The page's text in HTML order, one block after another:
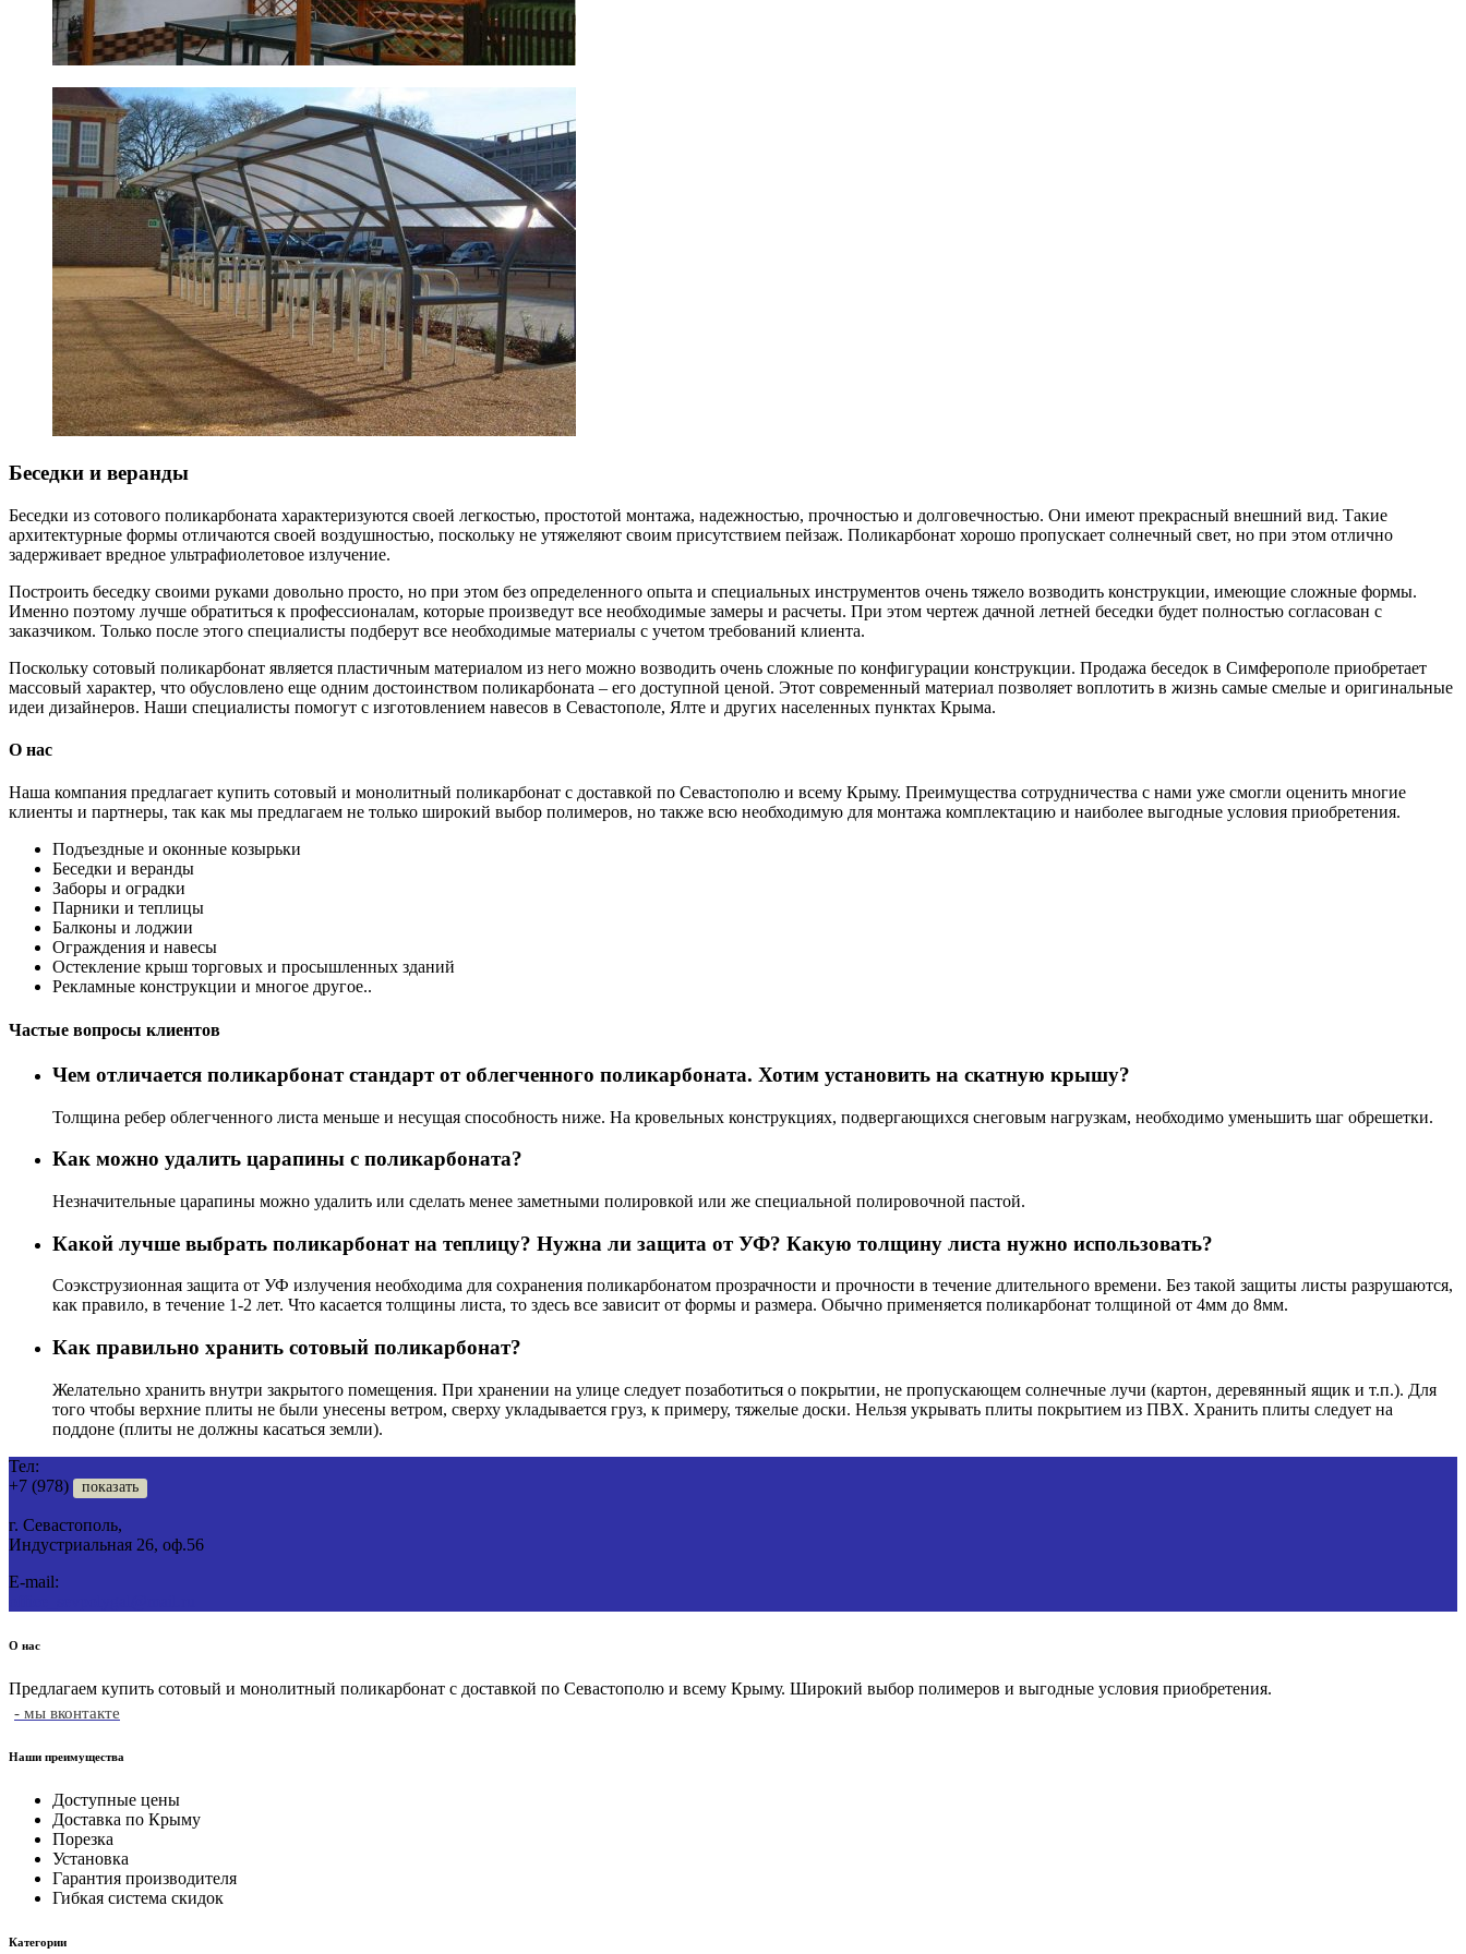
Беседки и веранды
Беседки из сотового поликарбоната характеризуются своей легкостью, простотой монтажа, надежностью, прочностью и долговечностью. Они имеют прекрасный внешний вид. Такие
архитектурные формы отличаются своей воздушностью, поскольку не утяжеляют своим присутствием пейзаж. Поликарбонат хорошо пропускает солнечный свет, но при этом отлично
задерживает вредное ультрафиолетовое излучение.
Построить беседку своими руками довольно просто, но при этом без определенного опыта и специальных инструментов очень тяжело возводить конструкции, имеющие сложные формы.
Именно поэтому лучше обратиться к профессионалам, которые произведут все необходимые замеры и расчеты. При этом чертеж дачной летней беседки будет полностью согласован с
заказчиком. Только после этого специалисты подберут все необходимые материалы с учетом требований клиента.
Поскольку сотовый поликарбонат является пластичным материалом из него можно возводить очень сложные по конфигурации конструкции. Продажа беседок в Симферополе приобретает
массовый характер, что обусловлено еще одним достоинством поликарбоната – его доступной ценой. Этот современный материал позволяет воплотить в жизнь самые смелые и оригинальные
идеи дизайнеров. Наши специалисты помогут с изготовлением навесов в Севастополе, Ялте и других населенных пунктах Крыма.
О нас
Наша компания предлагает купить сотовый и монолитный поликарбонат с доставкой по Севастополю и всему Крыму. Преимущества сотрудничества с нами уже смогли оценить многие
клиенты и партнеры, так как мы предлагаем не только широкий выбор полимеров, но также всю необходимую для монтажа комплектацию и наиболее выгодные условия приобретения.
Подъездные и оконные козырьки
Беседки и веранды
Заборы и оградки
Парники и теплицы
Балконы и лоджии
Ограждения и навесы
Остекление крыш торговых и просышленных зданий
Рекламные конструкции и многое другое..
Частые вопросы клиентов
Чем отличается поликарбонат стандарт от облегченного поликарбоната. Хотим установить на скатную крышу?
Толщина ребер облегченного листа меньше и несущая способность ниже. На кровельных конструкциях, подвергающихся снеговым нагрузкам, необходимо уменьшить шаг обрешетки.
Как можно удалить царапины с поликарбоната?
Незначительные царапины можно удалить или сделать менее заметными полировкой или же специальной полировочной пастой.
Какой лучше выбрать поликарбонат на теплицу? Нужна ли защита от УФ? Какую толщину листа нужно использовать?
Соэкструзионная защита от УФ излучения необходима для сохранения поликарбонатом прозрачности и прочности в течение длительного времени. Без такой защиты листы разрушаются,
как правило, в течение 1-2 лет. Что касается толщины листа, то здесь все зависит от формы и размера. Обычно применяется поликарбонат толщиной от 4мм до 8мм.
Как правильно хранить сотовый поликарбонат?
Желательно хранить внутри закрытого помещения. При хранении на улице следует позаботиться о покрытии, не пропускающем солнечные лучи (картон, деревянный ящик и т.п.). Для
того чтобы верхние плиты не были унесены ветром, сверху укладывается груз, к примеру, тяжелые доски. Нельзя укрывать плиты покрытием из ПВХ. Хранить плиты следует на
поддоне (плиты не должны касаться земли).
Тел:
+7 (978)
показать
г. Севастополь,
Индустриальная 26, оф.56
E-mail:
О нас
Предлагаем купить сотовый и монолитный поликарбонат с доставкой по Севастополю и всему Крыму. Широкий выбор полимеров и выгодные условия приобретения.
- мы вконтакте
Наши преимущества
Доступные цены
Доставка по Крыму
Порезка
Установка
Гарантия производителя
Гибкая система скидок
Категории